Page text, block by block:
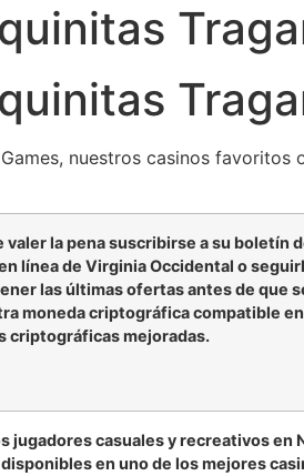
nuestros casinos
valer la pena suscribirse a su boletín
línea de Virginia Occidental o
las últimas ofertas antes de que
moneda criptográfica compatible
criptográficas mejoradas.
jugadores casuales y recreativos en
en uno de los mejores